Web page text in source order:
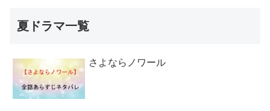
夏ドラマ一覧
さよならノワール